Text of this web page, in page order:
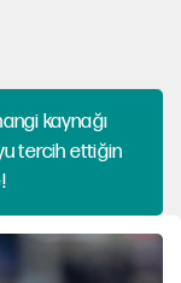
kaynağı
tercih ettiğin